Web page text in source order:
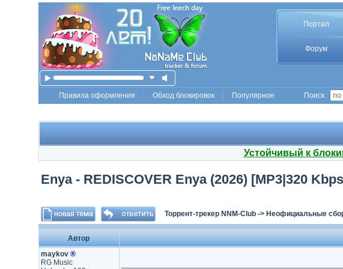
Портал
Форум
Правила оформления Обход блокировок Популярное Поиск :
Устойчивый к
Enya - REDISCOVER Enya (2026) [MP3|320
Торрент-трекер NNM-Club-> Неофициальные
Автор
maykov ®
RG Music